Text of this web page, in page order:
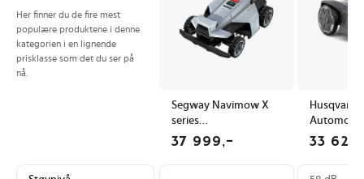
Her finner du de fire mest
populære produktene i denne
kategorien i en lignende
prisklasse som det du ser på
nå.
Segway Navimow X
series
X450E robotgressklipper grå
37 999,-
Husqvarna
33